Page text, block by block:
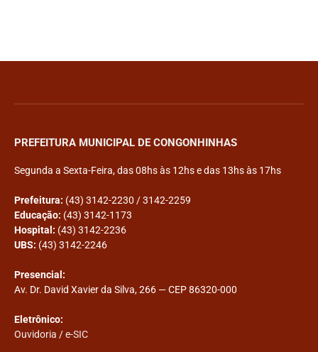
PREFEITURA MUNICIPAL DE CONGONHINHAS
Segunda a Sexta-Feira, das 08hs às 12hs e das 13hs às 17hs
Prefeitura: (43) 3142-2230 / 3142-2259
Educação: (43) 3142-1173
Hospital: (43) 3142-2236
UBS: (43) 3142-2246
Presencial:
Av. Dr. David Xavier da Silva, 266 — CEP 86320-000
Eletrônico:
Ouvidoria /e-SIC